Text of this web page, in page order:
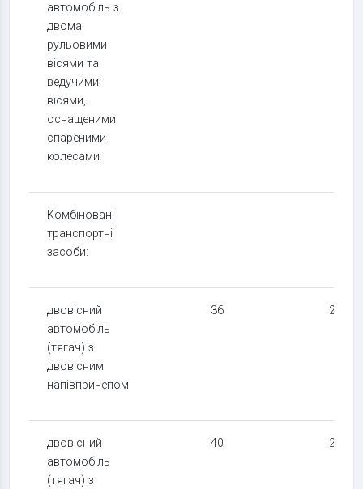
автомобіль з
двома
рульовими
вісями та
ведучими
вісями,
оснащеними
спареними
колесами
Комбіновані
транспортні
засоби:
двовісний
автомобіль
(тягач) з
двовісним
напівпричепом
36 24
двовісний
автомобіль
(тягач) з
40 24